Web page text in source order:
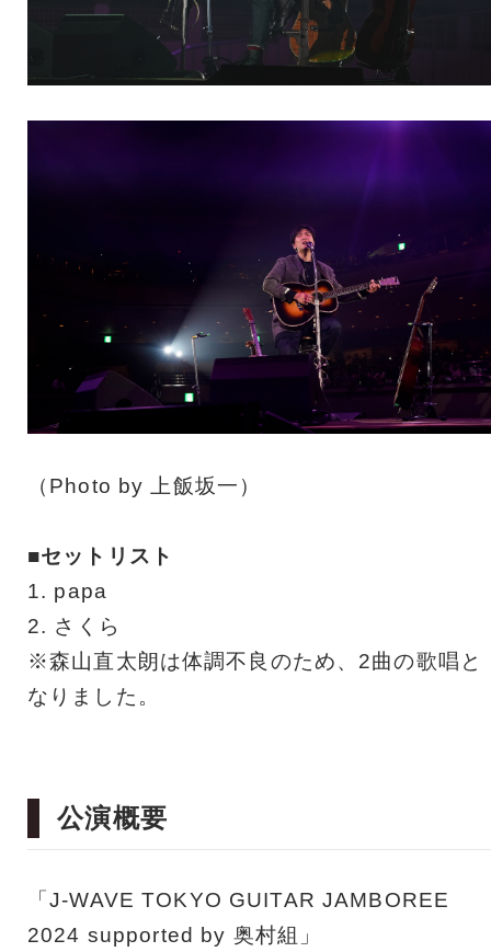
（Photo by 上飯坂一）
■セットリスト
1. papa
2. さくら
※森山直太朗は体調不良のため、2曲の歌唱と
なりました。
公演概要
「J-WAVE TOKYO GUITAR JAMBOREE
2024 supported by 奥村組」